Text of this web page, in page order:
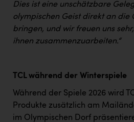
Wir besiegen Krebs
Wirtschaftskammer OÖ
z.l.ö.
Österreichisches
Dies ist eine unschätzbare
olympischen Geist direkt an die
bringen, und wir freuen uns
ihnen zusammenzuarbeiten.“
TCL während der Winterspiele
Während der Spiele 2026 wird
Produkte zusätzlich am
im Olympischen Dorf